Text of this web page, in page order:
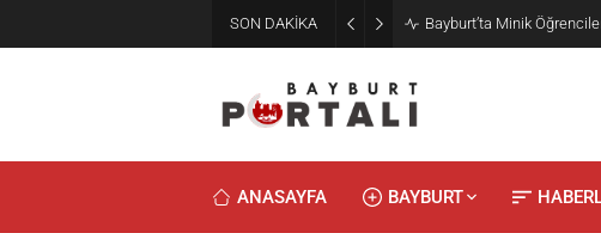
SON DAKİKA
2. Bayburt Gastronomi
Konseriyle Final Yaptı
ANASAYFA BAYBURT